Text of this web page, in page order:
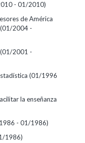
- 01/2010)
de América
(01/2004 -
(01/2001 -
(01/1996
la enseñanza
- 01/1986)
1986)